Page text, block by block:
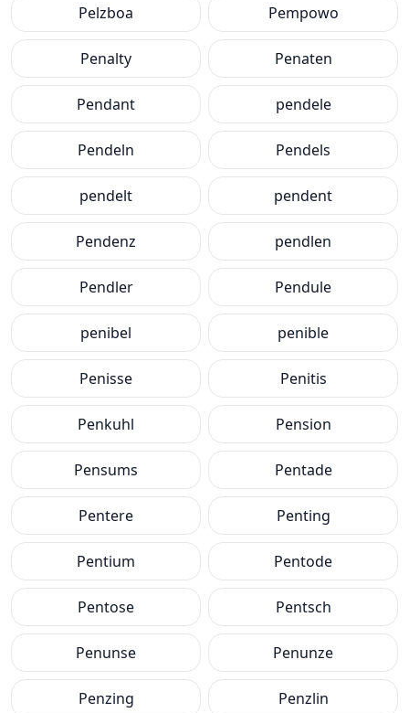
Pelzboa Pempowo
Penalty Penaten
Pendant pendele
Pendeln Pendels
pendelt pendent
Pendenz pendlen
Pendler Pendule
penibel penible
Penisse Penitis
Penkuhl Pension
Pensums Pentade
Pentere Penting
Pentium Pentode
Pentose Pentsch
Penunse Penunze
Penzing Penzlin